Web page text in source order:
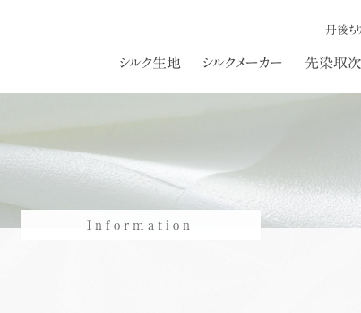
丹後ち
シルク生地 シルクメーカー 先染取
Information